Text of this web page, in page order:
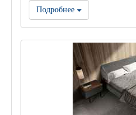
Подробнее